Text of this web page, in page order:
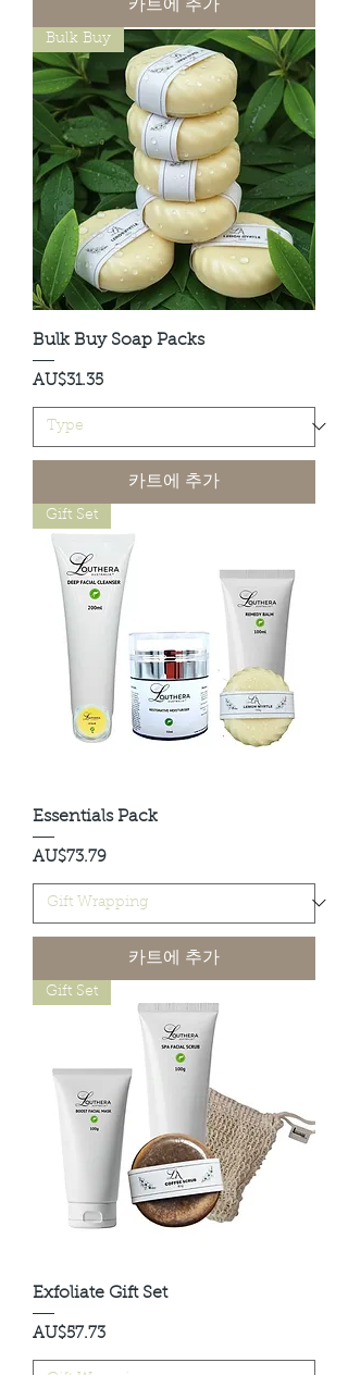
Louthera Australia is Australian Natural Skincare. We
카트에 추가
Bulk Buy
Bulk Buy Soap Packs
가격
AU$31.35
카트에 추가
Gift Set
Essentials Pack
가격
AU$73.79
카트에 추가
Gift Set
Exfoliate Gift Set
가격
AU$57.73